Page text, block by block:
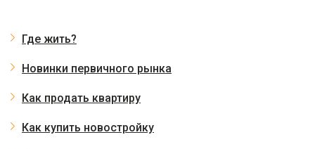
Где жить?
Новинки первичного рынка
Как продать квартиру
Как купить новостройку